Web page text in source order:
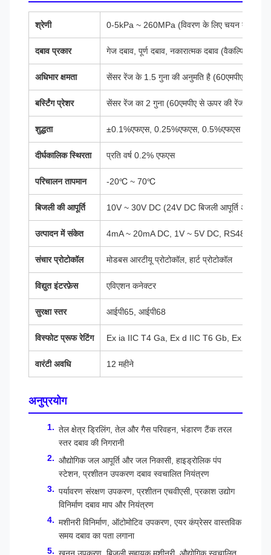
श्रेणी 0-5kPa ~ 260MPa (विवरण के लिए चयन तालिका
दबाव प्रकार गेज दबाव, पूर्ण दबाव, नकारात्मक दबाव (वैकल्पिक)
अधिभार क्षमता सेंसर रेंज के 1.5 गुना की अनुमति है (60एमपीए से ऊपर
बर्स्टिंग प्रेशर सेंसर रेंज का 2 गुना (60एमपीए से ऊपर की रेंज के लिए
शुद्धता ±0.1%एफएस, 0.25%एफएस, 0.5%एफएस
दीर्घकालिक स्थिरता प्रति वर्ष 0.2% एफएस
परिचालन तापमान -20℃ ~ 70℃
बिजली की आपूर्ति 10V ~ 30V DC (24V DC बिजली आपूर्ति
उत्पादन में संकेत 4mA ~ 20mA DC, 1V ~ 5V DC, RS485, आदि
संचार प्रोटोकॉल मोडबस आरटीयू प्रोटोकॉल, हार्ट प्रोटोकॉल
विद्युत इंटरफ़ेस एविएशन कनेक्टर
सुरक्षा स्तर आईपी65, आईपी68
विस्फोट प्रूफ रेटिंग Ex ia IIC T4 Ga, Ex d IIC T6 Gb, Ex tD
वारंटी अवधि 12 महीने
अनुप्रयोग
तेल क्षेत्र ड्रिलिंग, तेल और गैस परिवहन, भंडारण टैंक तरल
स्तर दबाव की निगरानी
औद्योगिक जल आपूर्ति और जल निकासी, हाइड्रोलिक पंप
स्टेशन, प्रशीतन उपकरण दबाव स्वचालित नियंत्रण
पर्यावरण संरक्षण उपकरण, प्रशीतन एचवीएसी, प्रकाश उद्योग
विनिर्माण दबाव माप और नियंत्रण
मशीनरी विनिर्माण, ऑटोमोटिव उपकरण, एयर कंप्रेसर वास्तविक
समय दबाव का पता लगाना